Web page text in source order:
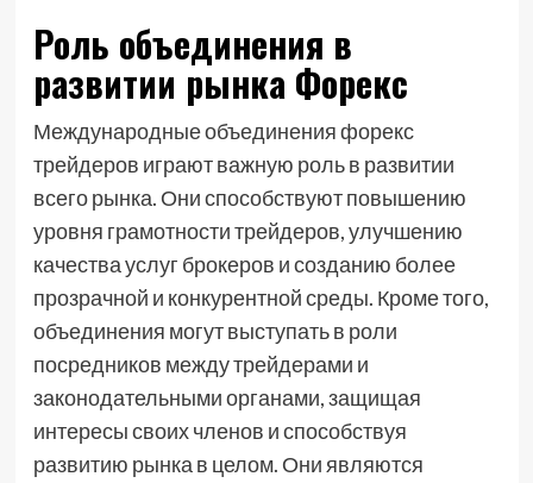
Роль объединения в
развитии рынка Форекс
Международные объединения форекс
трейдеров играют важную роль в развитии
всего рынка. Они способствуют повышению
уровня грамотности трейдеров, улучшению
качества услуг брокеров и созданию более
прозрачной и конкурентной среды. Кроме того,
объединения могут выступать в роли
посредников между трейдерами и
законодательными органами, защищая
интересы своих членов и способствуя
развитию рынка в целом. Они являются